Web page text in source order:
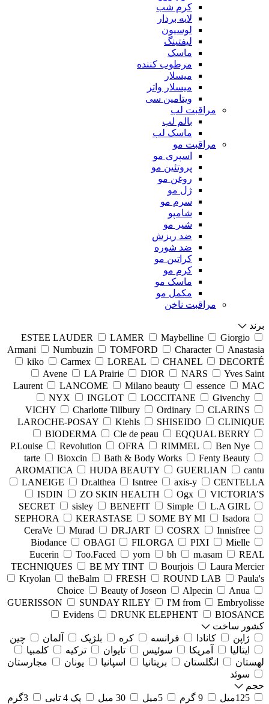
کرم شب
لایه بردار
لوسیون
لیفتینگ
ماسک
مرطوب کننده
میسلار
میسلار واتر
ویتامین سی
مراقبت لب
بالم لب
ماسک لب
مراقبت مو
اسپری مو
پروتئین مو
روغن مو
ژل مو
سرم مو
شامپو
شیر مو
ضد ریزش
ضد شوره
کراتین مو
کرم مو
ماسک مو
مکمل مو
مراقبت ناخن
برند
ESTEE LAUDER
LAMER Maybelline
Giorgio
Armani
Numbuzin TOMFORD Character
Anastasia
kiko
Carmex LOREAL CHANEL
DECORTÉ
Avene
LA Prairie DIOR NARS
Yves Saint
Laurent
LANCOME Milano beauty essence
MAC
NYX
INGLOT LOCCITANE
Givenchy
VICHY
Charlotte Tillbury Ordinary
CLARINS
LAROCHE-POSAY
Kiehls SHISEIDO
CLINIQUE
BIODERMA
Cle de peau
EQQUAL BERRY
P.Louise
Revolution OFRA RIMMEL
Ben Nye
tarte
Bioxcin Bath & Body Works
Fenty Beauty
AROMATICA
HUDA BEAUTY GUERLIAN
cantu
LANEIGE
Dr.althea Isntree axis-y
CENTELLA
ISDIN
ZO SKIN HEALTH Ogx
VICTORIA’S
SECRET
sisley BENEFIT Simple
L.A GIRL
SEPHORA
KERASTASE SOME BY MI
Isadora
CeraVe
Murad DR.JART COSRX
Innisfree
Biodance
OBAGI FILORGA PIXI
Mielle
Eucerin
Too.Faced yorn bh m.asam
REAL
TECHNIQUES
BE MY TINT Bourjois
Laura Mercier
Kryolan
theBalm FRESH ROUND LAB
Paula's
Choice
Beauty of Joseon Alpecin
Anua
GUERISSON
SUNDAY RILEY I'M from
Embryolisse
Evidens
DRUNK ELEPHENT
BIOSANCE
کشور ساخت
ژاپن
کانادا فرانسه کره بلژیک آلمان
چین
ایتالیا
آمریکا سوئیس تایوان ترکیه
کلمبیا
لهستان
انگلستان بریتانیا اسپانیا یونان
مجارستان
سوئد
حجم
125میل
9 گرم 5میل 30 میل پک 4 تایی
3گرم